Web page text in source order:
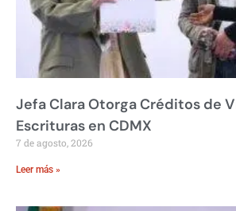
Jefa Clara Otorga Créditos de
Escrituras en CDMX
7 de agosto, 2026
Leer más »